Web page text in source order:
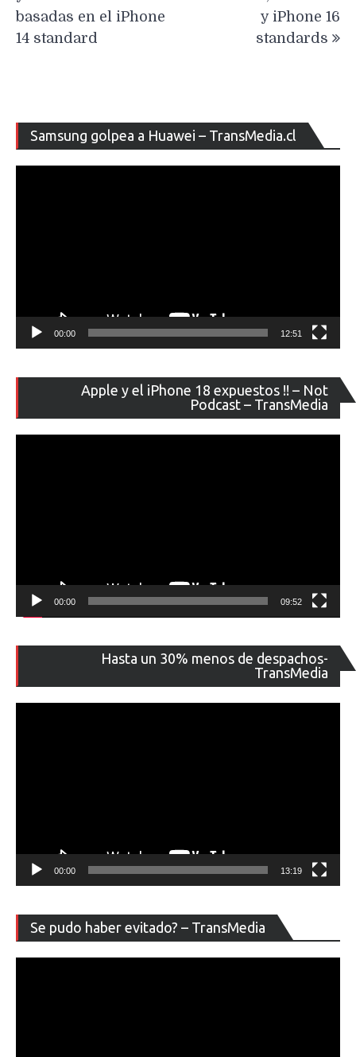
basadas en el iPhone
14 standard
y iPhone 16
standards
Samsung golpea a Huawei – TransMedia.cl
de
00:00 12:51
Apple y el iPhone 18 expuestos !! – Not
Podcast – TransMedia
de
00:00 09:52
Hasta un 30% menos de despachos-
TransMedia
de
00:00 13:19
Se pudo haber evitado? – TransMedia
de